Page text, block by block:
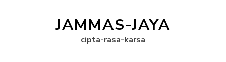
JAMMAS-JAYA
cipta-rasa-karsa